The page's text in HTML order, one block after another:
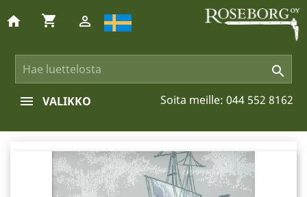

home shopping_cart 
Soita meille: 044 552 8162
VALIKKO